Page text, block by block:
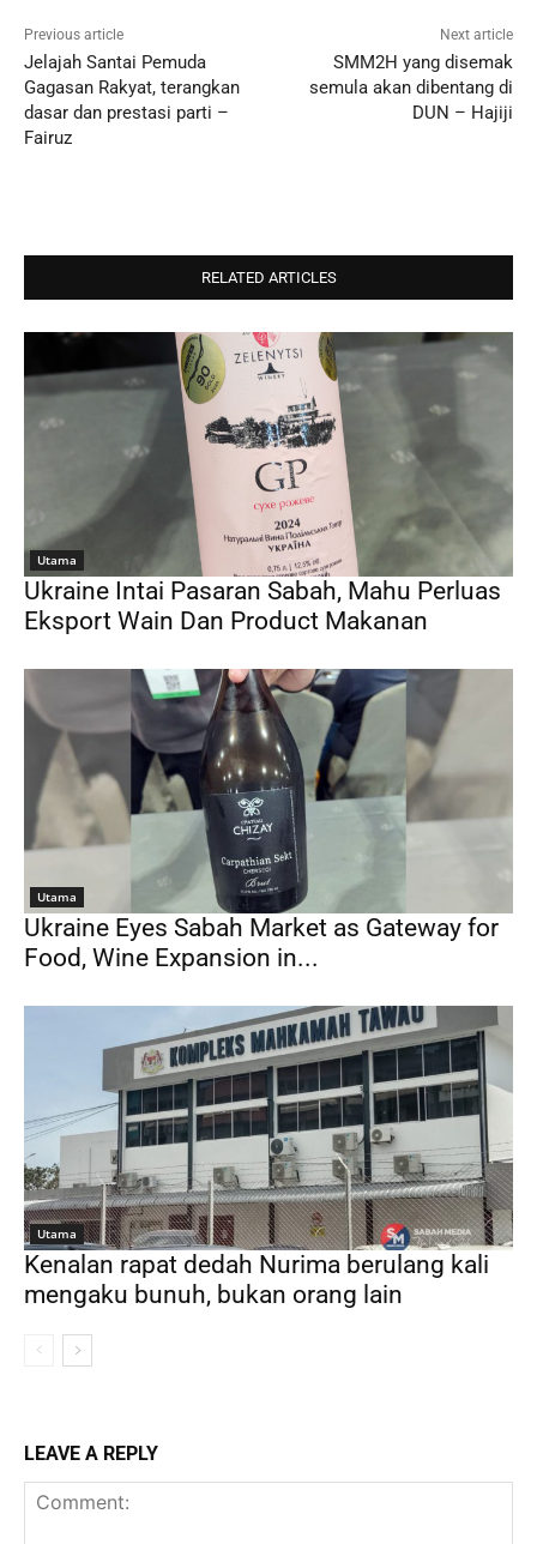
Previous article
Jelajah Santai Pemuda
Gagasan Rakyat, terangkan
dasar dan prestasi parti –
Fairuz
Next article
SMM2H yang disemak
semula akan dibentang di
DUN – Hajiji
RELATED ARTICLES
Utama
Ukraine Intai Pasaran Sabah, Mahu Perluas
Eksport Wain Dan Product Makanan
Utama
Ukraine Eyes Sabah Market as Gateway for
Food, Wine Expansion in...
Utama
Kenalan rapat dedah Nurima berulang kali
mengaku bunuh, bukan orang lain
LEAVE A REPLY